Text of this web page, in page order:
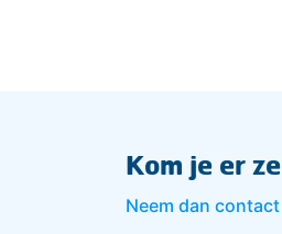
Kom je er
Neem dan